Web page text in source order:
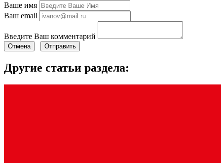
Ваше имя
Ваш email
Введите Ваш комментарий
Отмена Отправить
Другие статьи раздела: